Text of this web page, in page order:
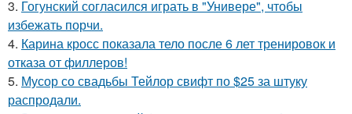
3. Гогунский согласился играть в "Универе", чтобы
избежать порчи.
4. Карина кросс показала тело после 6 лет тренировок и
отказа от филлеров!
5. Мусор со свадьбы Тейлор свифт по $25 за штуку
распродали.